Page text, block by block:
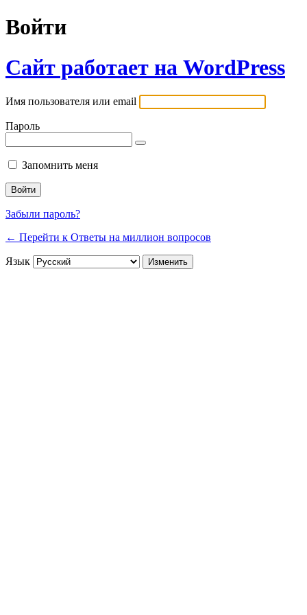
Войти
Сайт работает на WordPress
Имя пользователя или email
Пароль
Запомнить меня
Забыли пароль?
← Перейти к Ответы на миллион вопросов
Язык